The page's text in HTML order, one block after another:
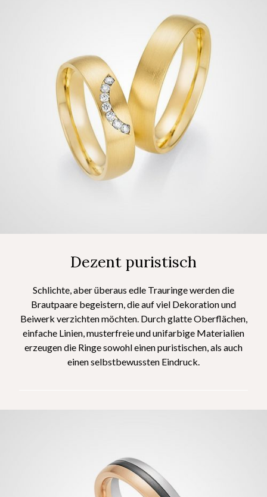
Dezent puristisch
Schlichte, aber überaus edle Trauringe werden die
Brautpaare begeistern, die auf viel Dekoration und
Beiwerk verzichten möchten. Durch glatte Oberflächen,
einfache Linien, musterfreie und unifarbige Materialien
erzeugen die Ringe sowohl einen puristischen, als auch
einen selbstbewussten Eindruck.